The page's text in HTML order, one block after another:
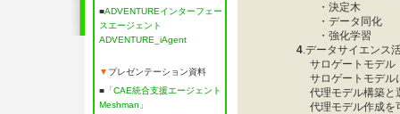
■ADVENTUREインターフェー
スエージェント
ADVENTURE_iAgent
▼ プレゼンテーション資料
■ 「CAE統合支援エージェント
Meshman」
・決定木
・データ同化
・強化学習
4.データサイエンス
サロゲートモデル
サロゲートモデル
代理モデル構築と
代理モデル作成を